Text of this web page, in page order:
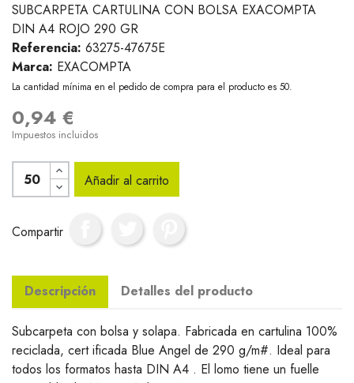
SUBCARPETA CARTULINA CON BOLSA EXACOMPTA
DIN A4 ROJO 290 GR
Referencia: 63275-47675E
Marca: EXACOMPTA
La cantidad mínima en el pedido de compra para el producto es 50.
0,94 €
Impuestos incluidos
Añadir al carrito
Compartir
Descripción Detalles del producto
Subcarpeta con bolsa y solapa. Fabricada en cartulina 100%
reciclada, cert ificada Blue Angel de 290 g/m#. Ideal para
todos los formatos hasta DIN A4 . El lomo tiene un fuelle